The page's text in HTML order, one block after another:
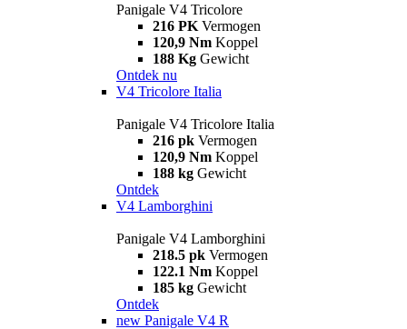
Panigale V4 Tricolore
216 PK Vermogen
120,9 Nm Koppel
188 Kg Gewicht
Ontdek nu
V4 Tricolore Italia
Panigale V4 Tricolore Italia
216 pk Vermogen
120,9 Nm Koppel
188 kg Gewicht
Ontdek
V4 Lamborghini
Panigale V4 Lamborghini
218.5 pk Vermogen
122.1 Nm Koppel
185 kg Gewicht
Ontdek
new Panigale V4 R